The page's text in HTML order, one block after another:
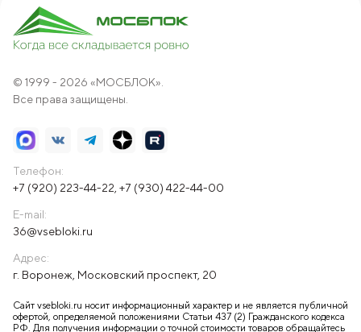
© 1999 - 2026 «МОСБЛОК».
Все права защищены.
Телефон:
+7 (920) 223-44-22, +7 (930) 422-44-00
E-mail:
36@vsebloki.ru
Адрес:
г. Воронеж, Московский проспект, 20
Сайт vsebloki.ru носит информационный характер и не является публичной
офертой, определяемой положениями Статьи 437 (2) Гражданского кодекса
РФ. Для получения информации о точной стоимости товаров обращайтесь